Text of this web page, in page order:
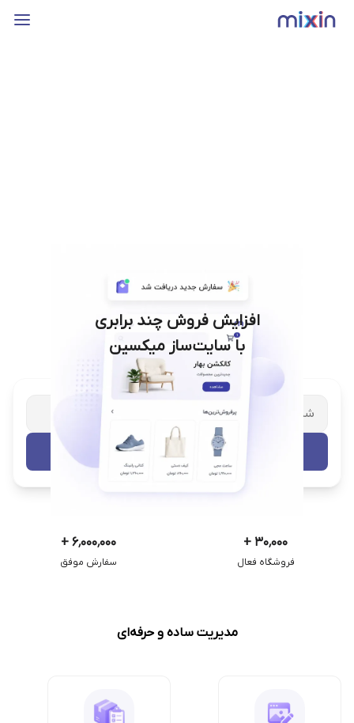
افزایش فروش چند برابری
با سایت‌ساز میکسین
شریک تجاری ترب با پشتیبانی اختصاصی
تست رایگان
۳۰٬۰۰۰ +
فروشگاه فعال
۶٬۰۰۰٬۰۰۰ +
سفارش موفق
مدیریت ساده و حرفه‌ای